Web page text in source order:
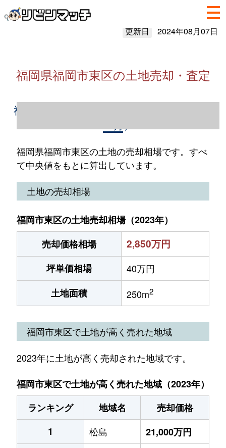
更新日 2024年08月07日
福岡県福岡市東区の土地売却・査定
福岡県福岡市東区の土地売却情報（2023年1
福岡県福岡市東区の土地の売却相場です。すべ
て中央値をもとに算出しています。
土地の売却相場
福岡市東区の土地売却相場（2023年）
売却価格相場
2,850万円
坪単価相場
40万円
土地面積
250m2
福岡市東区で土地が高く売れた地域
2023年に土地が高く売却された地域です。
福岡市東区で土地が高く売れた地域（2023年）
ランキング
地域名
売却価格
1
松島
21,000万円